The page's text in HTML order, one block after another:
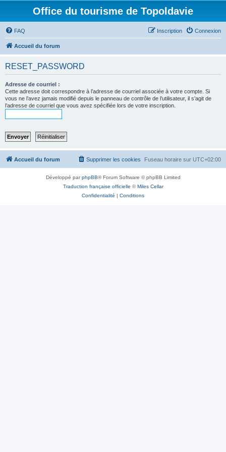
Office du tourisme de Topoldavie
FAQ Connexion
Inscription
Accueil du forum
RESET_PASSWORD
Adresse de courriel :
Cette adresse doit correspondre à l’adresse de courriel associée à votre compte. Si
vous ne l’avez jamais modifié depuis le panneau de contrôle de l’utilisateur, il s’agit de
l’adresse de courriel que vous avez spécifiée lors de votre inscription.
Accueil du forum Fuseau horaire sur UTC+02:00
Supprimer les cookies
Développé parphpBB® Forum Software © phpBB Limited
Traduction française officielle ©Miles Cellar
Confidentialité | Conditions